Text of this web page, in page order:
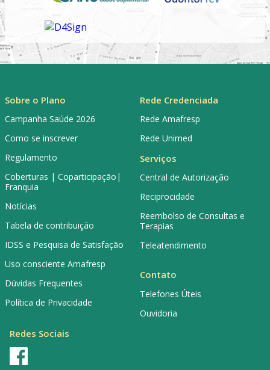
Sobre o Plano
Campanha Saúde 2026
Como se inscrever
Regulamento
Coberturas | Coparticipação|
Franquia
Notícias
Tabela de contribuição
IDSS e Pesquisa de Satisfação
Uso consciente Amafresp
Dúvidas Frequentes
Política de Privacidade
Rede Credenciada
Rede Amafresp
Rede Unimed
Serviços
Central de Autorização
Reciprocidade
Reembolso de Consultas e
Terapias
Teleatendimento
Contato
Telefones Úteis
Ouvidoria
Redes Sociais